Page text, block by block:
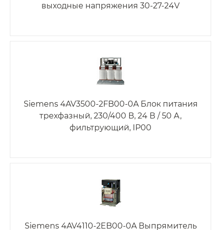
выходные напряжения 30-27-24V
Siemens 4AV3500-2FB00-0A Блок питания
трехфазный, 230/400 В, 24 В / 50 А,
фильтрующий, IP00
Siemens 4AV4110-2EB00-0A Выпрямитель